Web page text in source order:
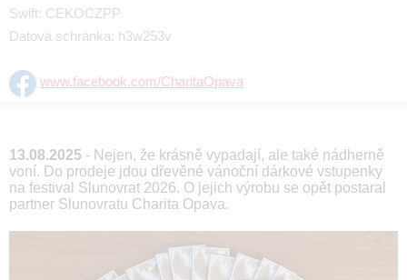
Swift: CEKOCZPP
Datová schránka: h3w253v
www.facebook.com/CharitaOpava
13.08.2025 - Nejen, že krásně vypadají, ale také nádherně
voní. Do prodeje jdou dřevěné vánoční dárkové vstupenky
na festival Slunovrat 2026. O jejich výrobu se opět postaral
partner Slunovratu Charita Opava.